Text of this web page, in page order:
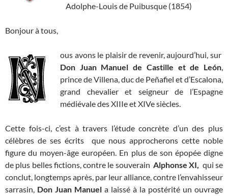
Adolphe-Louis de Puibusque (1854)
Bonjour à tous,
ous avons le plaisir de revenir, aujourd’hui, sur
Don Juan Manuel de Castille et de León,
prince de Villena, duc de Peñafiel et d’Escalona,
grand chevalier et seigneur de l’Espagne
médiévale des XIIIe et XIVe siècles.
Cette fois-ci, c’est à travers l’étude concrète d’un des plus
célèbres de ses écrits que nous approcherons cette noble
figure du moyen-âge européen. En plus de son épopée digne
de plus belles fictions, contre le souverain Alphonse XI, qui se
conclut, longtemps après, par leur alliance, contre l’envahisseur
sarrasin, Don Juan Manuel a laissé à la postérité un ouvrage